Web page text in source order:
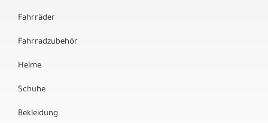
Fahrräder
Fahrradzubehör
Helme
Schuhe
Bekleidung